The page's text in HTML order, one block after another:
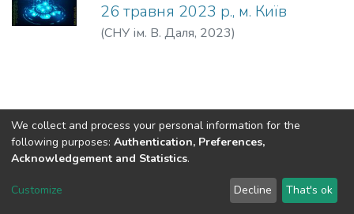
26 травня 2023 р., м. Київ
(СНУ ім. В. Даля, 2023)
Dspace & Volodymyr Dahl East Ukrainian National University
LYRASIS
Send Feedback
We collect and process your personal information for the
following purposes: Authentication, Preferences,
Acknowledgement and Statistics.
Customize Decline That's ok